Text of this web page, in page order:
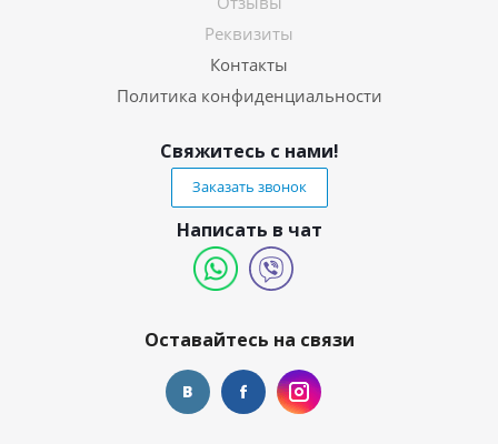
Реквизиты
Контакты
Политика конфиденциальности
Свяжитесь с нами!
Заказать звонок
Написать в чат
Оставайтесь на связи